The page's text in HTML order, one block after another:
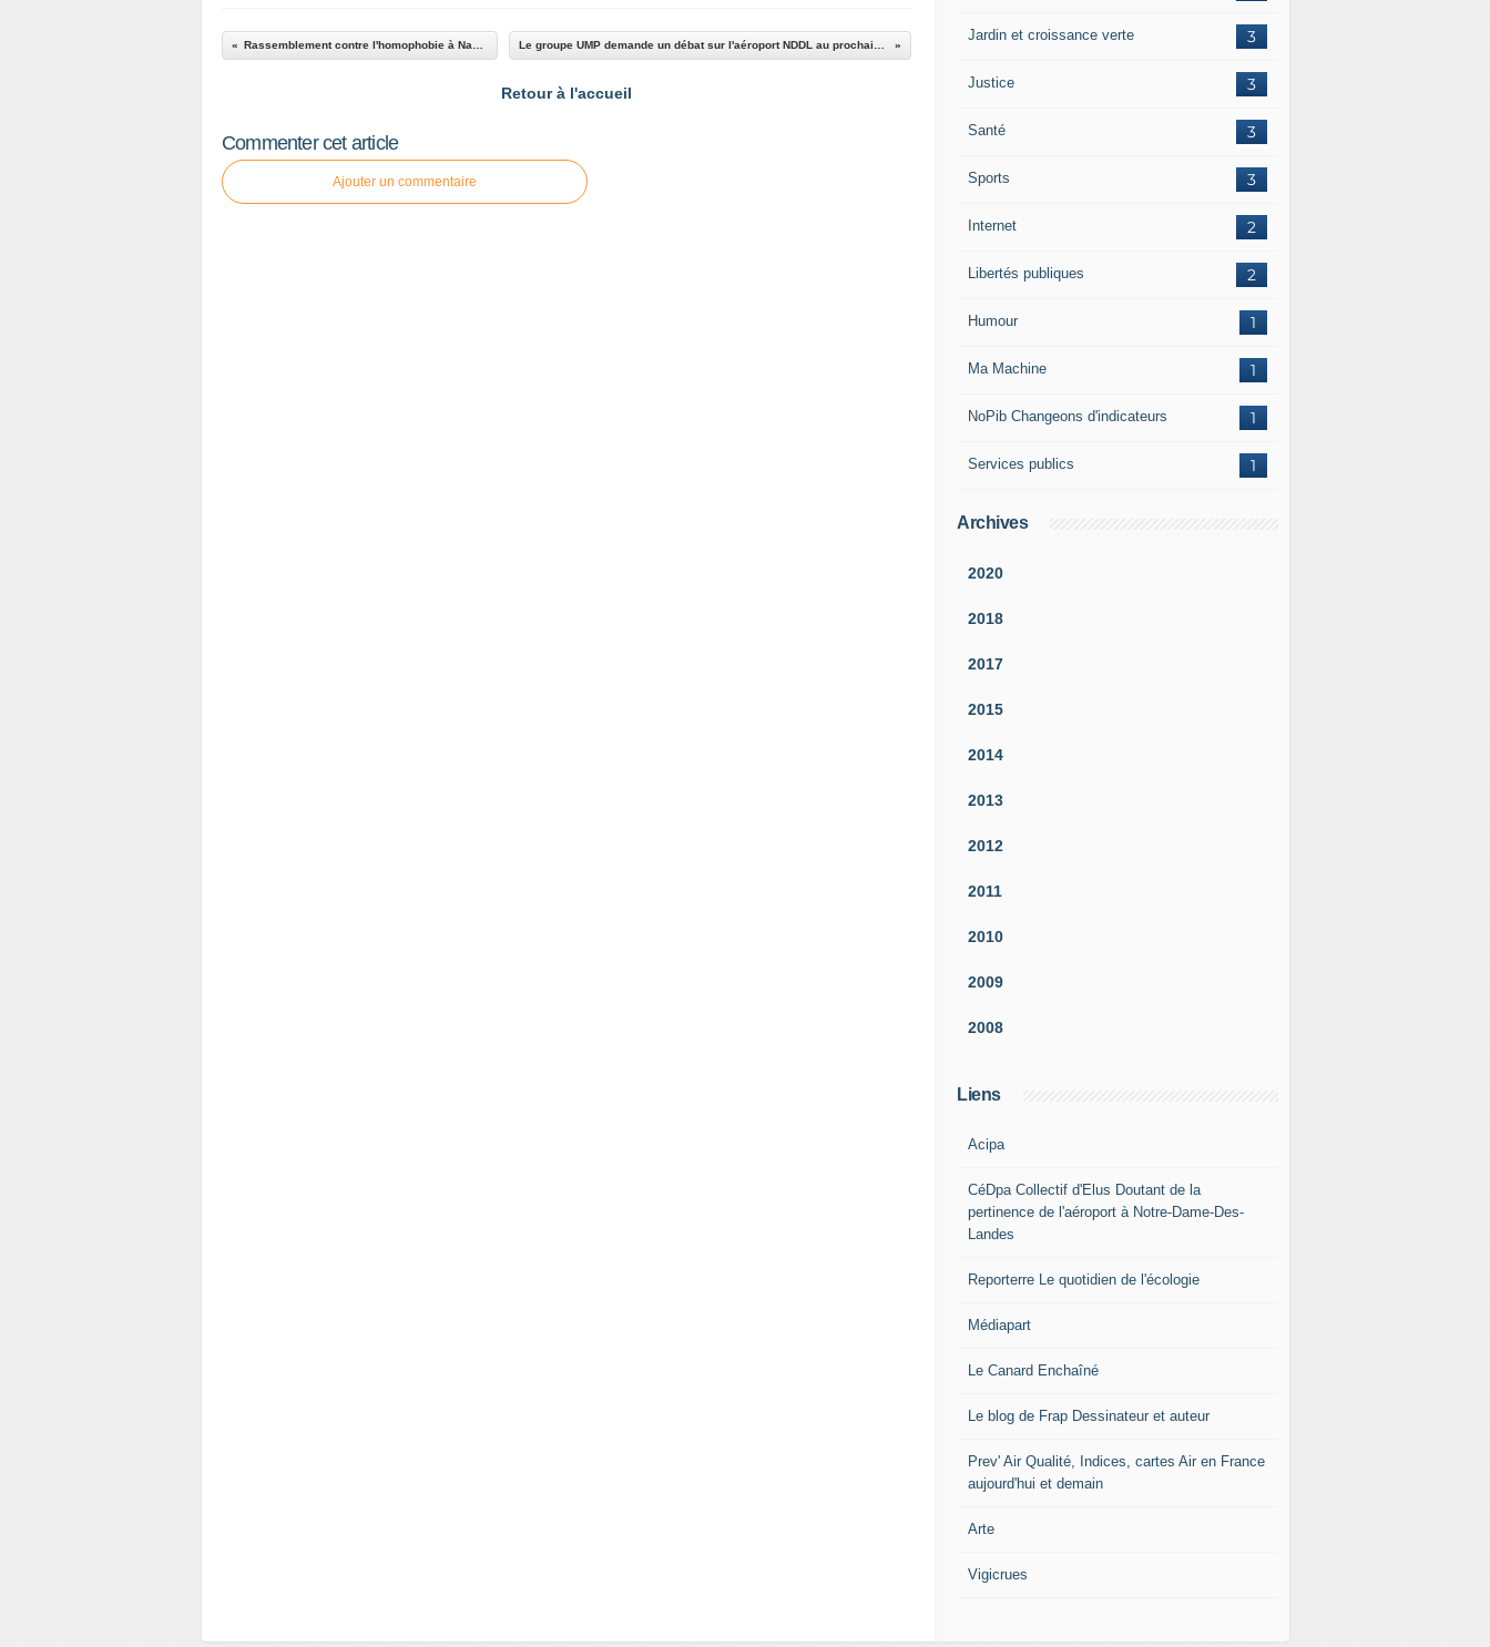
Retour à l'accueil
Commenter cet article
Ajouter un commentaire
3
Jardin et croissance verte
3
Justice
3
Santé
3
Sports
2
Internet
2
Libertés publiques
1
Humour
1
Ma Machine
1
NoPib Changeons d'indicateurs
1
Services publics
Archives
2020
2018
2017
2015
2014
2013
2012
2011
2010
2009
2008
Liens
Acipa
CéDpa Collectif d'Elus Doutant de la
pertinence de l'aéroport à Notre-Dame-Des-
Landes
Reporterre Le quotidien de l'écologie
Médiapart
Le Canard Enchaîné
Le blog de Frap Dessinateur et auteur
Prev' Air Qualité, Indices, cartes Air en France
aujourd'hui et demain
Arte
Vigicrues